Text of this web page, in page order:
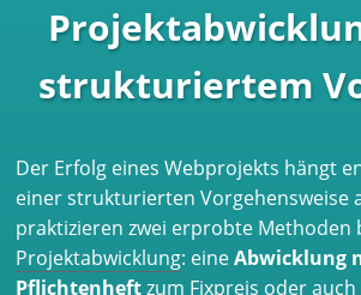
strukturiertem
Der Erfolg eines Webprojekts hängt
einer strukturierten Vorgehensweise
praktizieren zwei erprobte Methoden
Projektabwicklung: eineAbwicklung
Pflichtenheftzum Fixpreis oder